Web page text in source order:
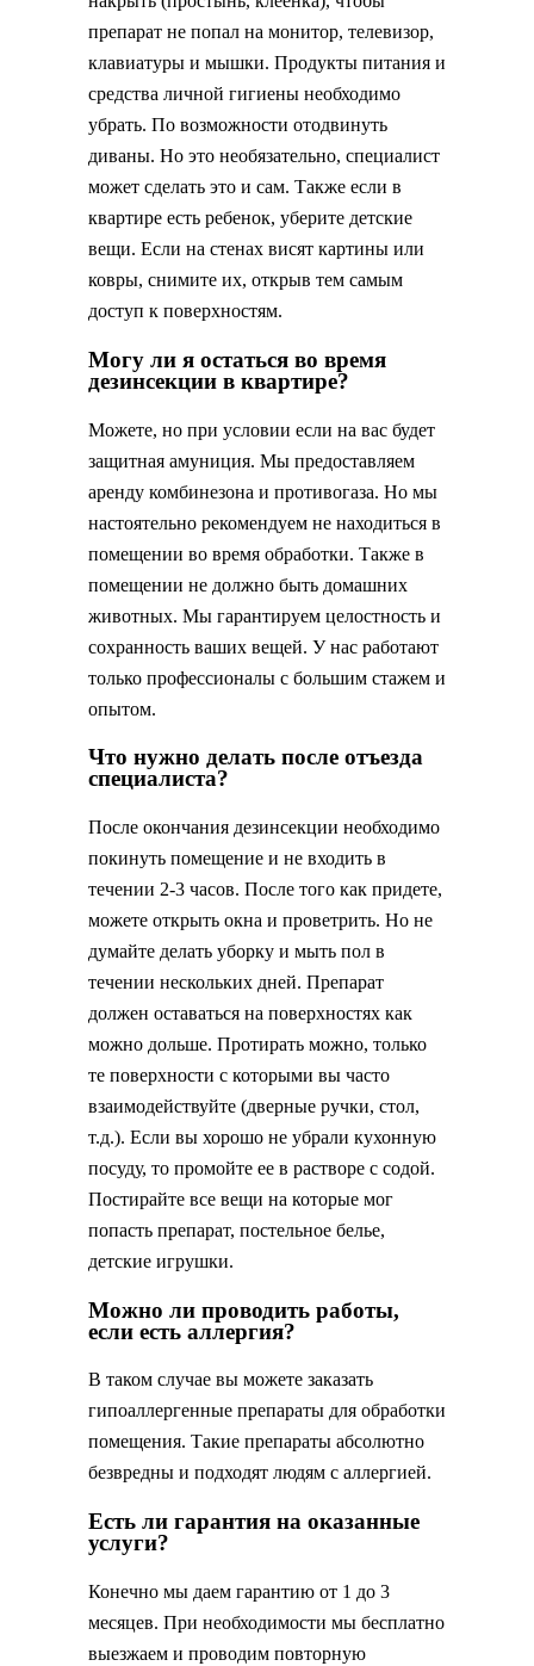
препарат не попал на монитор, телевизор,
клавиатуры и мышки. Продукты питания и
средства личной гигиены необходимо
убрать. По возможности отодвинуть
диваны. Но это необязательно, специалист
может сделать это и сам. Также если в
квартире есть ребенок, уберите детские
вещи. Если на стенах висят картины или
ковры, снимите их, открыв тем самым
доступ к поверхностям.
Могу ли я остаться во время
дезинсекции в квартире?
Можете, но при условии если на вас будет
защитная амуниция. Мы предоставляем
аренду комбинезона и противогаза. Но мы
настоятельно рекомендуем не находиться в
помещении во время обработки. Также в
помещении не должно быть домашних
животных. Мы гарантируем целостность и
сохранность ваших вещей. У нас работают
только профессионалы с большим стажем и
опытом.
Что нужно делать после отъезда
специалиста?
После окончания дезинсекции необходимо
покинуть помещение и не входить в
течении 2-3 часов. После того как придете,
можете открыть окна и проветрить. Но не
думайте делать уборку и мыть пол в
течении нескольких дней. Препарат
должен оставаться на поверхностях как
можно дольше. Протирать можно, только
те поверхности с которыми вы часто
взаимодействуйте (дверные ручки, стол,
т.д.). Если вы хорошо не убрали кухонную
посуду, то промойте ее в растворе с содой.
Постирайте все вещи на которые мог
попасть препарат, постельное белье,
детские игрушки.
Можно ли проводить работы,
если есть аллергия?
В таком случае вы можете заказать
гипоаллергенные препараты для обработки
помещения. Такие препараты абсолютно
безвредны и подходят людям с аллергией.
Есть ли гарантия на оказанные
услуги?
Конечно мы даем гарантию от 1 до 3
месяцев. При необходимости мы бесплатно
выезжаем и проводим повторную